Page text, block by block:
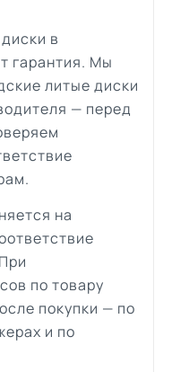
в
гарантия. Мы
литые диски
— перед
на
по товару
покупки — по
и по